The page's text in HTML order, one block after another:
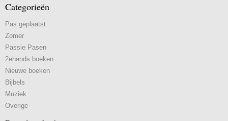
Categorieën
Pas geplaatst
Zomer
Passie Pasen
2ehands boeken
Nieuwe boeken
Bijbels
Muziek
Overige